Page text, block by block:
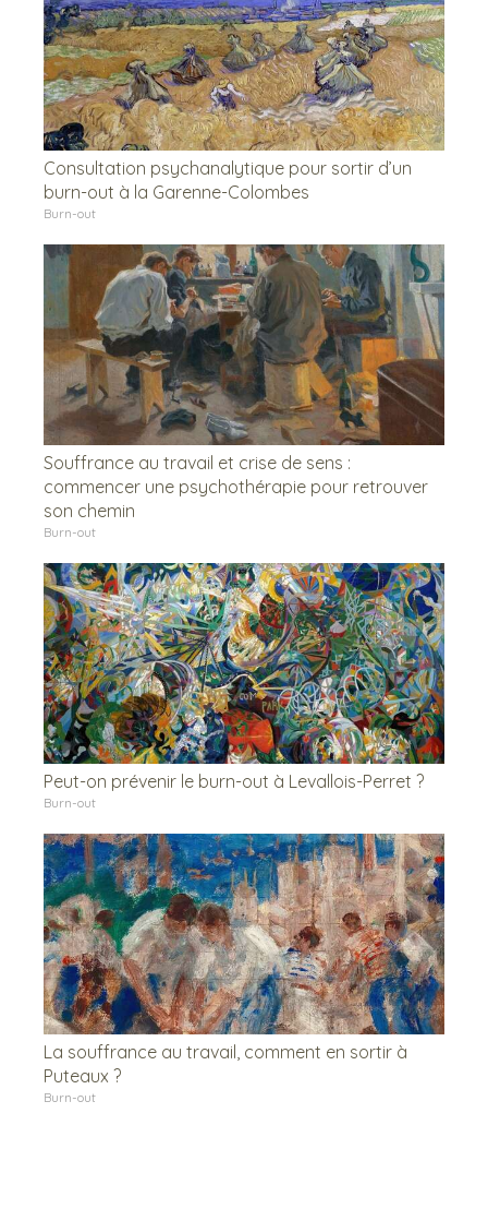
Consultation psychanalytique pour sortir d’un
burn-out à la Garenne-Colombes
Burn-out
Souffrance au travail et crise de sens :
commencer une psychothérapie pour retrouver
son chemin
Burn-out
Peut-on prévenir le burn-out à Levallois-Perret ?
Burn-out
La souffrance au travail, comment en sortir à
Puteaux ?
Burn-out